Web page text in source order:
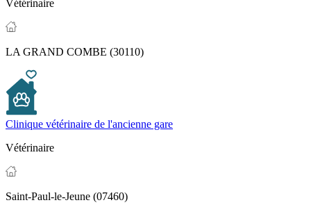
Vétérinaire
LA GRAND COMBE (30110)
Clinique vétérinaire de l'ancienne gare
Vétérinaire
Saint-Paul-le-Jeune (07460)